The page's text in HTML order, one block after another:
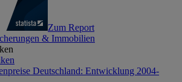
Zum Report
& Immobilien
Deutschland: Entwicklung 2004-